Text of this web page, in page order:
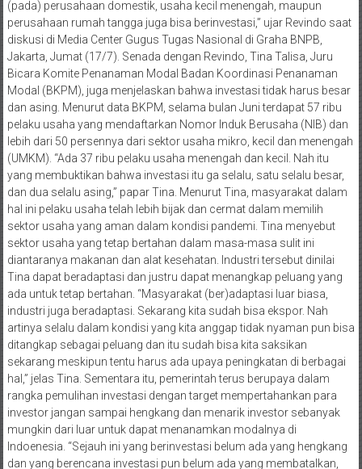
(pada) perusahaan domestik, usaha kecil menengah, maupun
perusahaan rumah tangga juga bisa berinvestasi,” ujar Revindo saat
diskusi di Media Center Gugus Tugas Nasional di Graha BNPB,
Jakarta, Jumat (17/7). Senada dengan Revindo, Tina Talisa, Juru
Bicara Komite Penanaman Modal Badan Koordinasi Penanaman
Modal (BKPM), juga menjelaskan bahwa investasi tidak harus besar
dan asing. Menurut data BKPM, selama bulan Juni terdapat 57 ribu
pelaku usaha yang mendaftarkan Nomor Induk Berusaha (NIB) dan
lebih dari 50 persennya dari sektor usaha mikro, kecil dan menengah
(UMKM). “Ada 37 ribu pelaku usaha menengah dan kecil. Nah itu
yang membuktikan bahwa investasi itu ga selalu, satu selalu besar,
dan dua selalu asing,” papar Tina. Menurut Tina, masyarakat dalam
hal ini pelaku usaha telah lebih bijak dan cermat dalam memilih
sektor usaha yang aman dalam kondisi pandemi. Tina menyebut
sektor usaha yang tetap bertahan dalam masa-masa sulit ini
diantaranya makanan dan alat kesehatan. Industri tersebut dinilai
Tina dapat beradaptasi dan justru dapat menangkap peluang yang
ada untuk tetap bertahan. “Masyarakat (ber)adaptasi luar biasa,
industri juga beradaptasi. Sekarang kita sudah bisa ekspor. Nah
artinya selalu dalam kondisi yang kita anggap tidak nyaman pun bisa
ditangkap sebagai peluang dan itu sudah bisa kita saksikan
sekarang meskipun tentu harus ada upaya peningkatan di berbagai
hal,” jelas Tina. Sementara itu, pemerintah terus berupaya dalam
rangka pemulihan investasi dengan target mempertahankan para
investor jangan sampai hengkang dan menarik investor sebanyak
mungkin dari luar untuk dapat menanamkan modalnya di
Indoenesia. “Sejauh ini yang berinvestasi belum ada yang hengkang
dan yang berencana investasi pun belum ada yang membatalkan,